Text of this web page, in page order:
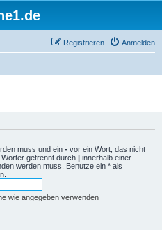
Anmelden
Registrieren
muss und ein - vor ein Wort, das nicht
getrennt durch | innerhalb einer
werden muss. Benutze ein * als
wie angegeben verwenden